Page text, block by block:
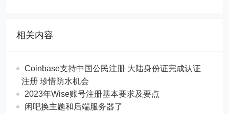
相关内容
Coinbase支持中国公民注册 大陆身份证完成认证
注册 珍惜防水机会
2023年Wise账号注册基本要求及要点
闲吧换主题和后端服务器了